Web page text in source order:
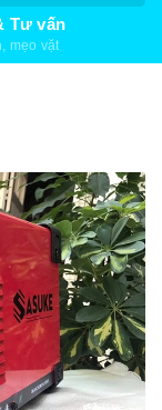
Tư vấn
mẹo vặt